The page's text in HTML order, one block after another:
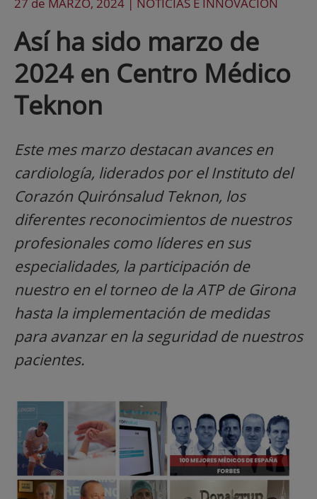
Así ha sido marzo de
2024 en Centro Médico
Teknon
Este mes marzo destacan avances en
cardiología, liderados por el Instituto del
Corazón Quirónsalud Teknon, los
diferentes reconocimientos de nuestros
profesionales como líderes en sus
especialidades, la participación de
nuestro en el torneo de la ATP de Girona
hasta la implementación de medidas
para avanzar en la seguridad de nuestros
pacientes.